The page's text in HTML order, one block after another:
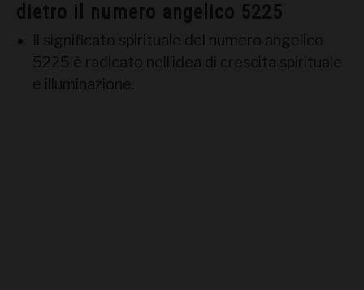
dietro il numero angelico 5225
Il significato spirituale del numero angelico
5225 è radicato nell’idea di crescita spirituale
e illuminazione.